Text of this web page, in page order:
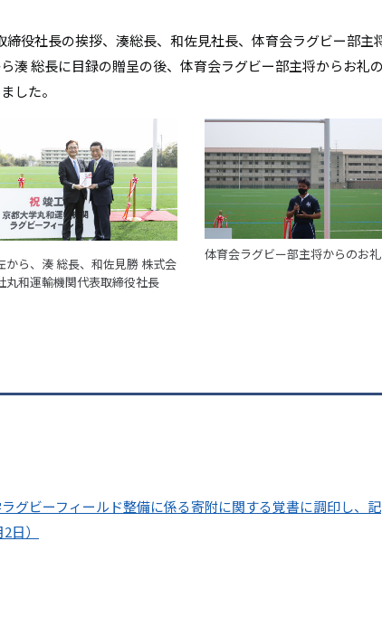
締役社長の挨拶、湊総長、和佐見社長、体育会ラグビー部主
湊 総長に目録の贈呈の後、体育会ラグビー部主将からお礼の
した。
から、湊 総長、和佐見勝 株式会
丸和運輸機関代表取締役社長
体育会ラグビー部主将からのお礼
グビーフィールド整備に係る寄附に関する覚書に調印し、記
日）